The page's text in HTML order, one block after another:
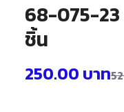
68-075-23
ชิ้น
250.00 บาท